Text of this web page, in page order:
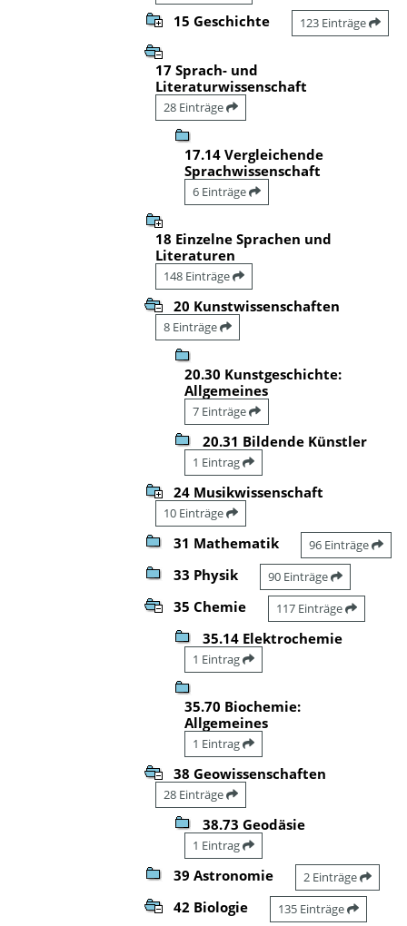
15 Geschichte 123 Einträge
17 Sprach- und
Literaturwissenschaft
28 Einträge
17.14 Vergleichende
Sprachwissenschaft
6 Einträge
18 Einzelne Sprachen und
Literaturen
148 Einträge
20 Kunstwissenschaften
8 Einträge
20.30 Kunstgeschichte:
Allgemeines
7 Einträge
20.31 Bildende Künstler
1 Eintrag
24 Musikwissenschaft
10 Einträge
31 Mathematik 96 Einträge
33 Physik 90 Einträge
35 Chemie 117 Einträge
35.14 Elektrochemie
1 Eintrag
35.70 Biochemie:
Allgemeines
1 Eintrag
38 Geowissenschaften
28 Einträge
38.73 Geodäsie
1 Eintrag
39 Astronomie 2 Einträge
42 Biologie 135 Einträge